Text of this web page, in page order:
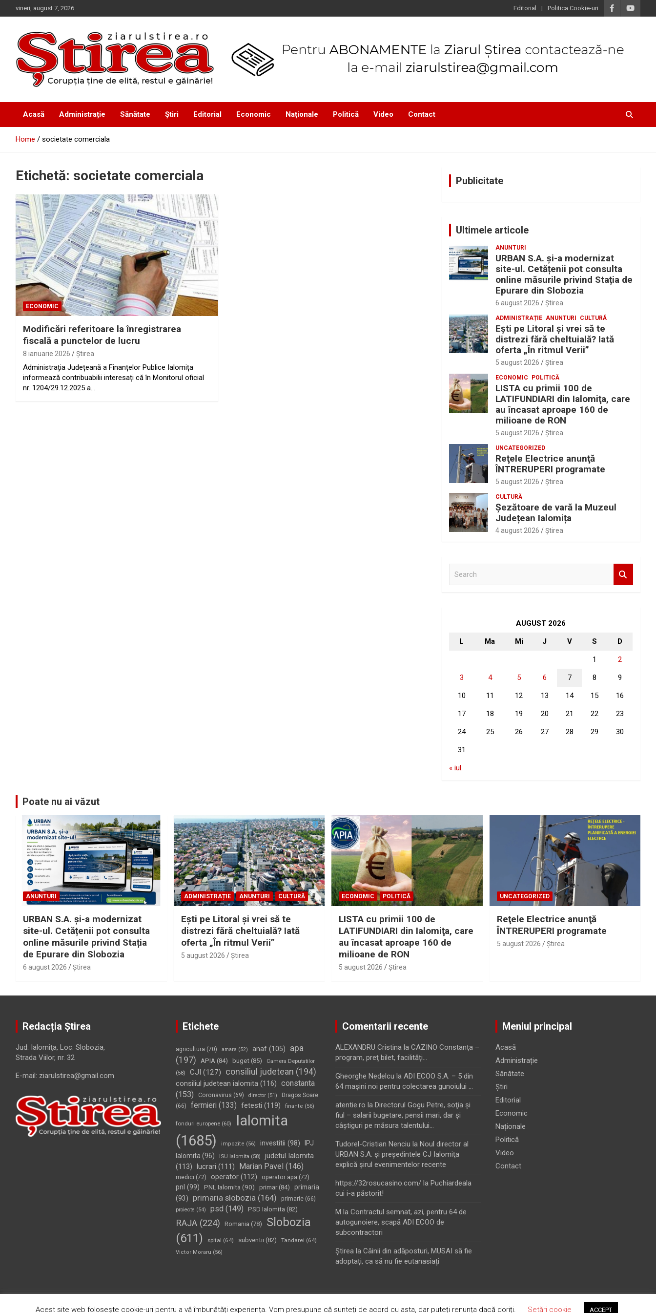
to
vineri, august 7, 2026 Editorial Politica Cookie-uri
Ziarul Știrea
Acasă Administrație Sănătate Știri Editorial Economic Naționale Politică Video Contact
Home societate comerciala
Etichetă: societate comerciala
ECONOMIC
Modificări referitoare la înregistrarea
fiscală a punctelor de lucru
8 ianuarie 2026 Ştirea
Administrația Județeană a Finanțelor Publice Ialomița
informează contribuabilii interesați că în Monitorul oficial
nr. 1204/29.12.2025 a…
Publicitate
Ultimele articole
ANUNTURI
URBAN S.A. și-a modernizat
site-ul. Cetățenii pot consulta
online măsurile privind Stația de
Epurare din Slobozia
6 august 2026 Ştirea
ADMINISTRAȚIE ANUNTURI CULTURĂ
Eşti pe Litoral şi vrei să te
distrezi fără cheltuială? Iată
oferta „În ritmul Verii”
5 august 2026 Ştirea
ECONOMIC POLITICĂ
LISTA cu primii 100 de
LATIFUNDIARI din Ialomiţa, care
au încasat aproape 160 de
milioane de RON
5 august 2026 Ştirea
UNCATEGORIZED
Reţele Electrice anunţă
ÎNTRERUPERI programate
5 august 2026 Ştirea
CULTURĂ
Șezătoare de vară la Muzeul
Județean Ialomița
4 august 2026 Ştirea
AUGUST 2026
L Ma Mi J V S D
1 2
3 4 5 6 7 8 9
10 11 12 13 14 15 16
17 18 19 20 21 22 23
24 25 26 27 28 29 30
31
« iul.
Poate nu ai văzut
ANUNTURI
URBAN S.A. și-a modernizat
site-ul. Cetățenii pot consulta
online măsurile privind Stația
de Epurare din Slobozia
6 august 2026 Ştirea
ADMINISTRAȚIE ANUNTURI CULTURĂ
Eşti pe Litoral şi vrei să te
distrezi fără cheltuială? Iată
oferta „În ritmul Verii”
5 august 2026 Ştirea
ECONOMIC POLITICĂ
LISTA cu primii 100 de
LATIFUNDIARI din Ialomiţa, care
au încasat aproape 160 de
milioane de RON
5 august 2026 Ştirea
UNCATEGORIZED
Reţele Electrice anunţă
ÎNTRERUPERI programate
5 august 2026 Ştirea
Redacția Știrea
Jud. Ialomiţa, Loc. Slobozia,
Strada Viilor, nr. 32
E-mail: ziarulstirea@gmail.com
Etichete
agricultura (70) amara (52) anaf(105)
apa
(197)
APIA(84) buget(85)
Camera Deputatilor
(58)
CJI (127) consiliul judetean (194)
consiliul judetean ialomita(116) constanta
(153)
Coronavirus (69) director(51)
Dragos Soare
(66)
fermieri (133) fetesti (119) finante (56)
fonduri europene(60)
Ialomita
(1685)
impozite (56) investitii (98)
IPJ
Ialomita (96) ISU Ialomita (58)
judetul Ialomita
(113) lucrari (111) Marian Pavel (146)
medici (72) operator(112) operator apa (72)
pnl (99) PNL Ialomita (90) primar(84)
primaria
(93)
primaria slobozia(164) primarie(66)
proiecte (54) psd (149) PSD Ialomita (82)
RAJA(224) Romania (78)
Slobozia
(611)
spital (64) subventii (82) Tandarei (64)
Victor Moraru (56)
Comentarii recente
ALEXANDRU Cristina la CAZINO Constanţa –
program, preţ bilet, facilităţi…
Gheorghe Nedelcu la ADI ECOO S.A. – 5 din
64 maşini noi pentru colectarea gunoiului …
atentie.ro la Directorul Gogu Petre, soţia şi
fiul – salarii bugetare, pensii mari, dar şi
câştiguri pe măsura talentului…
Tudorel-Cristian Nenciu la Noul director al
URBAN S.A. şi preşedintele CJ Ialomiţa
explică şirul evenimentelor recente
https://32rosucasino.com/ la Puchiardeala
cui i-a păstorit!
M la Contractul semnat, azi, pentru 64 de
autogunoiere, scapă ADI ECOO de
subcontractori
Ştirea la Câinii din adăposturi, MUSAI să fie
adoptați, ca să nu fie eutanasiați
Meniul principal
Acasă
Administrație
Sănătate
Știri
Editorial
Economic
Naționale
Politică
Video
Contact
Copyright © 2026Ziarul Știrea Theme by:Theme Horse Proudly Powered by:WordPress
Acest site web folosește cookie-uri pentru a vă îmbunătăți experiența. Vom presupune că sunteți de acord cu asta, dar puteți renunța dacă doriți. Setări cookie ACCEPT